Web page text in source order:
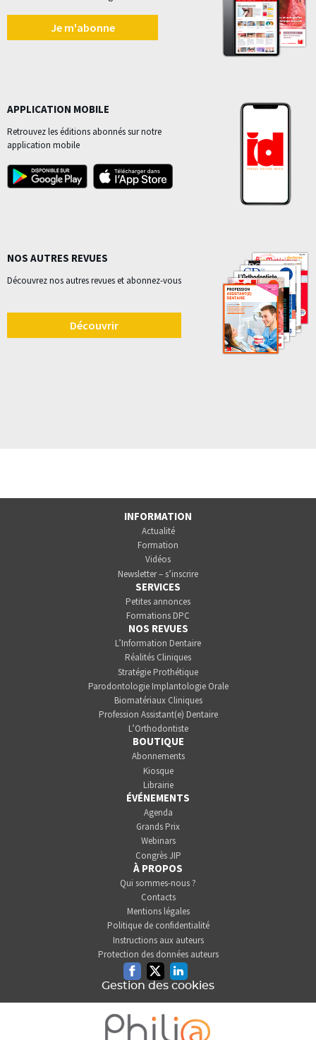
Je m'abonne
APPLICATION MOBILE
Retrouvez les éditions abonnés sur notre
application mobile
NOS AUTRES REVUES
Découvrez nos autres revues et abonnez-vous
Découvrir
INFORMATION
Actualité
Formation
Vidéos
Newsletter – s’inscrire
SERVICES
Petites annonces
Formations DPC
NOS REVUES
L’Information Dentaire
Réalités Cliniques
Stratégie Prothétique
Parodontologie Implantologie Orale
Biomatériaux Cliniques
Profession Assistant(e) Dentaire
L’Orthodontiste
BOUTIQUE
Abonnements
Kiosque
Librairie
ÉVÉNEMENTS
Agenda
Grands Prix
Webinars
Congrès JIP
À PROPOS
Qui sommes-nous ?
Contacts
Mentions légales
Politique de confidentialité
Instructions aux auteurs
Protection des données auteurs
FacebookTwitterLinkedin
Gestion des cookies